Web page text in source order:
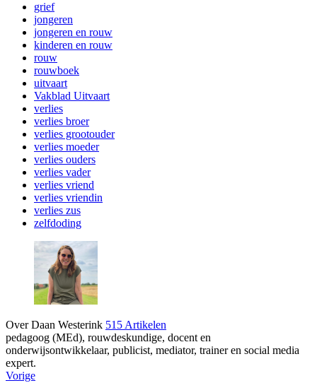
grief
jongeren
jongeren en rouw
kinderen en rouw
rouw
rouwboek
uitvaart
Vakblad Uitvaart
verlies
verlies broer
verlies grootouder
verlies moeder
verlies ouders
verlies vader
verlies vriend
verlies vriendin
verlies zus
zelfdoding
Over Daan Westerink 515 Artikelen
pedagoog (MEd), rouwdeskundige, docent en
onderwijsontwikkelaar, publicist, mediator, trainer en social media
expert.
Vorige